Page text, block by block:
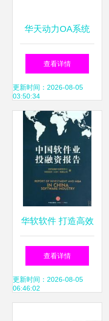
华天动力OA系统
源于沟通，不止
于“沟通”的智能化
转型利器
查看详情
更新时间：2026-08-05
03:50:34
华软软件 打造高效
可靠的软件外包服
务解决方案
查看详情
更新时间：2026-08-05
06:46:02